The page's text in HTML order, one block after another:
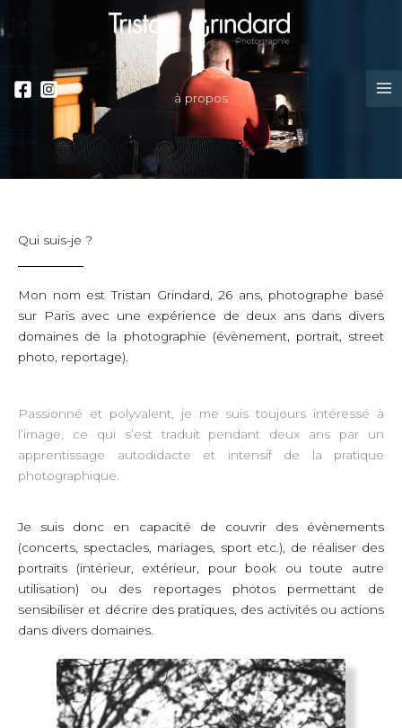
au
à propos
Qui suis-je ?
Mon nom est Tristan Grindard, 26 ans, photographe basé
sur Paris avec une expérience de deux ans dans divers
domaines de la photographie (évènement, portrait, street
photo, reportage).
Passionné et polyvalent, je me suis toujours intéressé à
l’image, ce qui s’est traduit pendant deux ans par un
apprentissage autodidacte et intensif de la pratique
photographique.
Je suis donc en capacité de couvrir des évènements
(concerts, spectacles, mariages, sport etc.), de réaliser des
portraits (intérieur, extérieur, pour book ou toute autre
utilisation) ou des reportages photos permettant de
sensibiliser et décrire des pratiques, des activités ou actions
dans divers domaines.